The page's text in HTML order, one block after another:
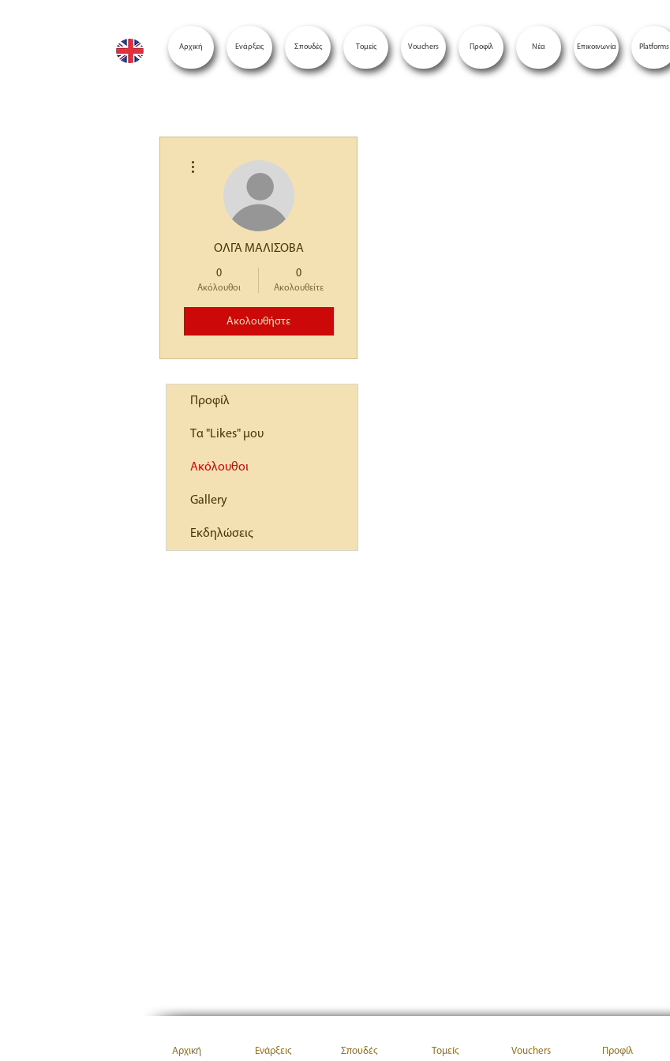
Αρχική Ενάρξεις Σπουδές Τομείς Vouchers Προφίλ Νέα Επικοινωνία Platforms
ΟΛΓΑ ΜΑΛΙΣΟΒΑ
0
Ακόλουθοι
0
Ακολουθείτε
Ακολουθήστε
Προφίλ
Τα "Likes" μου
Ακόλουθοι
Gallery
Εκδηλώσεις
Αρχική Ενάρξεις Σπουδές Τομείς Vouchers Προφίλ